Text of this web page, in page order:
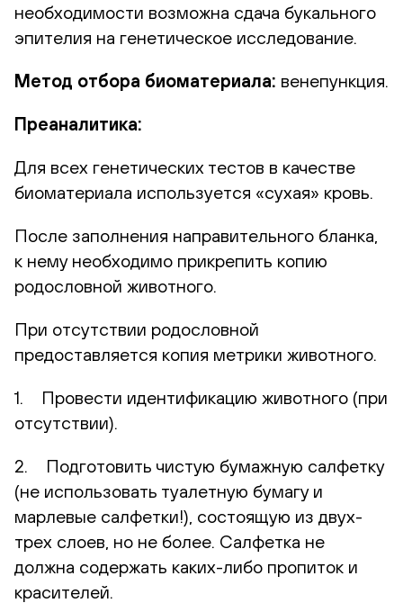
необходимости возможна сдача букального
эпителия на генетическое исследование.
Метод отбора биоматериала: венепункция.
Преаналитика:
Для всех генетических тестов в качестве
биоматериала используется «сухая» кровь.
После заполнения направительного бланка,
к нему необходимо прикрепить копию
родословной животного.
При отсутствии родословной
предоставляется копия метрики животного.
1. Провести идентификацию животного (при
отсутствии).
2. Подготовить чистую бумажную салфетку
(не использовать туалетную бумагу и
марлевые салфетки!), состоящую из двух-
трех слоев, но не более. Салфетка не
должна содержать каких-либо пропиток и
красителей.